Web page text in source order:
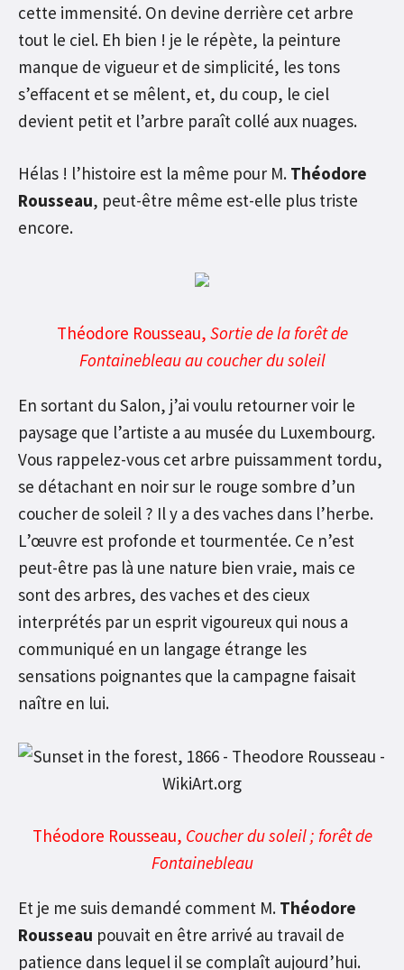
cette immensité. On devine derrière cet arbre
tout le ciel. Eh bien ! je le répète, la peinture
manque de vigueur et de simplicité, les tons
s’effacent et se mêlent, et, du coup, le ciel
devient petit et l’arbre paraît collé aux nuages.
Hélas ! l’histoire est la même pour M. Théodore
Rousseau, peut-être même est-elle plus triste
encore.
Théodore Rousseau, Sortie de la forêt de
Fontainebleau au coucher du soleil
En sortant du Salon, j’ai voulu retourner voir le
paysage que l’artiste a au musée du Luxembourg.
Vous rappelez-vous cet arbre puissamment tordu,
se détachant en noir sur le rouge sombre d’un
coucher de soleil ? Il y a des vaches dans l’herbe.
L’œuvre est profonde et tourmentée. Ce n’est
peut-être pas là une nature bien vraie, mais ce
sont des arbres, des vaches et des cieux
interprétés par un esprit vigoureux qui nous a
communiqué en un langage étrange les
sensations poignantes que la campagne faisait
naître en lui.
Théodore Rousseau, Coucher du soleil ; forêt de
Fontainebleau
Et je me suis demandé comment M. Théodore
Rousseau pouvait en être arrivé au travail de
patience dans lequel il se complaît aujourd’hui.